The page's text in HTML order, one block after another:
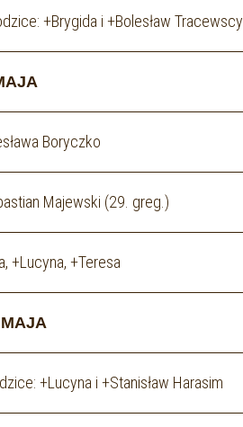
+Brygida i +Bolesław Tracewscy
Boryczko
Majewski (29. greg.)
+Lucyna, +Teresa
+Lucyna i +Stanisław Harasim